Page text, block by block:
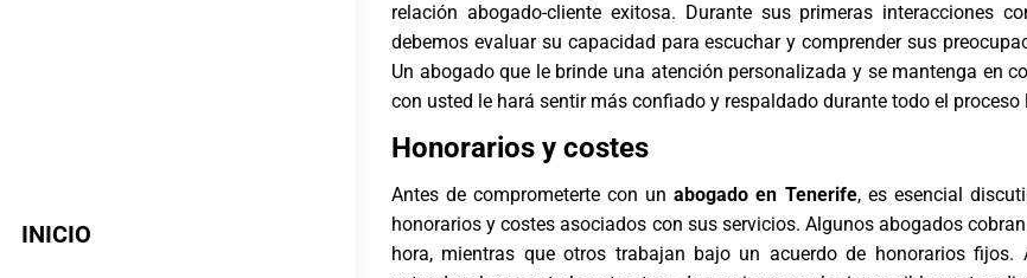
INICIO
relación abogado-cliente exitosa. Durante sus primeras interacciones
debemos evaluar su capacidad para escuchar y comprender sus
Un abogado que le brinde una atención personalizada y se mantenga en
con usted le hará sentir más confiado y respaldado durante todo el proceso
Honorarios y costes
Antes de comprometerte con unabogado en Tenerife, es esencial
honorarios y costes asociados con sus servicios. Algunos abogados
hora, mientras que otros trabajan bajo un acuerdo de honorarios fijos.